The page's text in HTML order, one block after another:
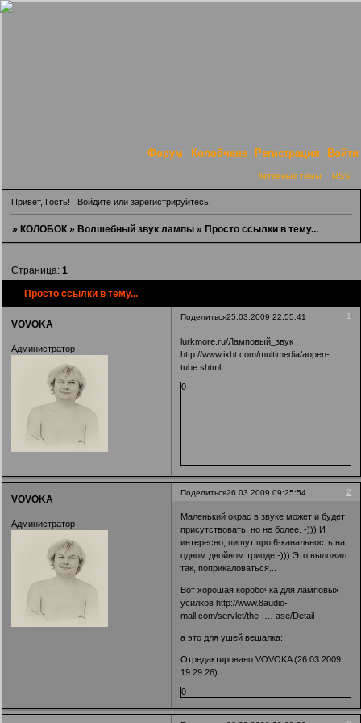
Форум Колобчане Регистрация Войти
Активные темы RSS
Привет, Гость! Войдитеили зарегистрируйтесь.
»КОЛОБОК »Волшебный звук лампы »Просто ссылки в тему...
Просто ссылки в тему...
Страница:1
Поделиться 1
25.03.2009 22:55:41
VOVOKA
Администратор
lurkmore.ru/Ламповый_звук
http://www.ixbt.com/multimedia/aopen-
tube.shtml
0
Поделиться 2
26.03.2009 09:25:54
VOVOKA
Администратор
Маленький окрас в звуке может и будет
присутствовать, но не более. -))) И
интересно, пишут про 6-канальность на
одном двойном триоде -))) Это выложил
так, поприкаловаться...
Вот хорошая коробочка для ламповых
усилковhttp://www.8audio-
mall.com/servlet/the- … ase/Detail
а это для ушей вешалка:
Отредактировано VOVOKA (26.03.2009
19:29:26)
0